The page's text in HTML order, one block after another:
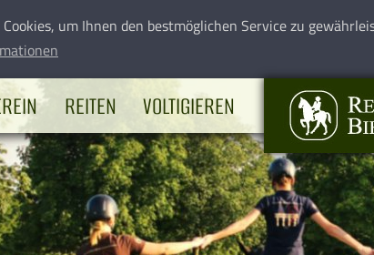
um Ihnen den bestmöglichen Service zu
REITEN VOLTIGIEREN